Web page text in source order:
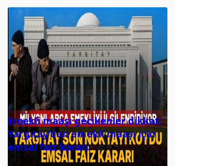
Emekli maaşı gecikenler dikkat:
Yargıtay’dan emekli maaşı için
emsal faiz kararı